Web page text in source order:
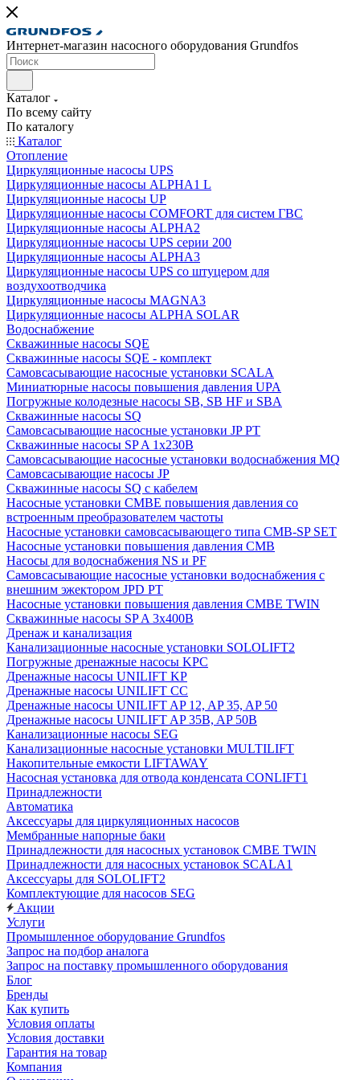
Интернет-магазин насосного оборудования Grundfos
Каталог
По всему сайту
По каталогу
Каталог
Отопление
Циркуляционные насосы UPS
Циркуляционные насосы ALPHA1 L
Циркуляционные насосы UP
Циркуляционные насосы COMFORT для систем ГВС
Циркуляционные насосы ALPHA2
Циркуляционные насосы UPS серии 200
Циркуляционные насосы ALPHA3
Циркуляционные насосы UPS со штуцером для
воздухоотводчика
Циркуляционные насосы MAGNA3
Циркуляционные насосы ALPHA SOLAR
Водоснабжение
Скважинные насосы SQE
Скважинные насосы SQE - комплект
Cамовсасывающие насосные установки SCALA
Миниатюрные насосы повышения давления UPA
Погружные колодезные насосы SB, SB HF и SBA
Скважинные насосы SQ
Самовсасывающие насосные установки JP PT
Скважинные насосы SP A 1x230В
Самовсасывающие насосные установки водоснабжения MQ
Самовсасывающие насосы JP
Скважинные насосы SQ с кабелем
Насосные установки CMBE повышения давления со
встроенным преобразователем частоты
Насосные установки самовсасывающего типа CMB-SP SET
Насосные установки повышения давления CMB
Насосы для водоснабжения NS и PF
Самовсасывающие насосные установки водоснабжения с
внешним эжектором JPD PT
Насосные установки повышения давления CMBE TWIN
Скважинные насосы SP A 3x400В
Дренаж и канализация
Канализационные насосные установки SOLOLIFT2
Погружные дренажные насосы KPC
Дренажные насосы UNILIFT KP
Дренажные насосы UNILIFT CC
Дренажные насосы UNILIFT AP 12, AP 35, AP 50
Дренажные насосы UNILIFT AP 35B, AP 50B
Канализационные насосы SEG
Канализационные насосные установки MULTILIFT
Накопительные емкости LIFTAWAY
Насосная установка для отвода конденсата CONLIFT1
Принадлежности
Автоматика
Аксессуары для циркуляционных насосов
Мембранные напорные баки
Принадлежности для насосных установок CMBE TWIN
Принадлежности для насосных установок SCALA1
Аксессуары для SOLOLIFT2
Комплектующие для насосов SEG
Акции
Услуги
Промышленное оборудование Grundfos
Запрос на подбор аналога
Запрос на поставку промышленного оборудования
Блог
Бренды
Как купить
Условия оплаты
Условия доставки
Гарантия на товар
Компания